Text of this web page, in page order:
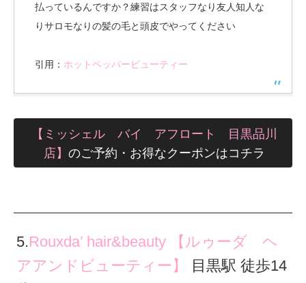
払っているんですか？練習はスタッフなり友人知人な
りサロモなりの髪の毛と頭皮でやってください
引用： ホットペッパービューティー
【ミッシェル バイ アフロート 目黒品川
店】 のご予約・お得なクーポンはコチラ
5.Rouxda’ hair&beauty 【ルゥーダ ヘ
アアンドビューティー】
目黒駅 徒歩14